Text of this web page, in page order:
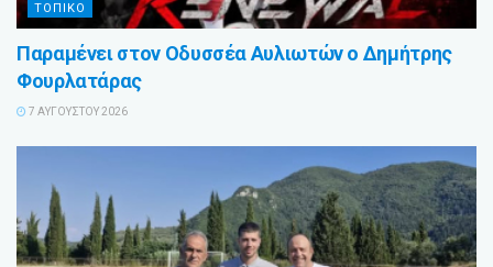
ΤΟΠΙΚΟ
Παραμένει στον Οδυσσέα Αυλιωτών ο Δημήτρης
Φουρλατάρας
7 ΑΥΓΟΎΣΤΟΥ 2026